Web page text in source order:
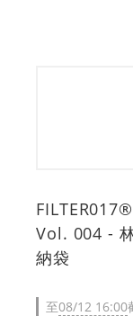
Vol. 004 -
納袋
至08/12 16:00